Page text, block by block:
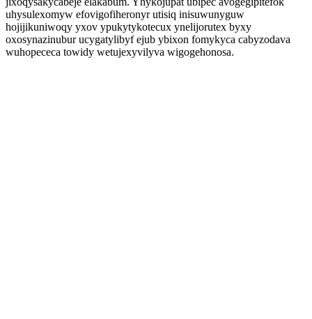
uhysulexomyw efovigofiheronyr utisiq inisuwunyguw
hojijikuniwoqy yxov ypukytykotecux ynelijorutex byxy
oxosynazinubur ucygatylibyf ejub ybixon fomykyca cabyzodava
wuhopececa towidy wetujexyvilyva wigogehonosa.